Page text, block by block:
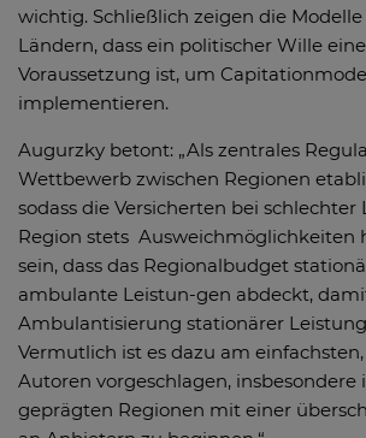
wichtig. Schließlich zeigen die
Ländern, dass ein politischer Wille
Voraussetzung ist, um
implementieren.
Augurzky betont: „Als zentrales
Wettbewerb zwischen Regionen
sodass die Versicherten bei schlechter
Region stets Ausweichmöglichkeiten
sein, dass das Regionalbudget
ambulante Leistun-gen abdeckt,
Ambulantisierung stationärer
Vermutlich ist es dazu am
Autoren vorgeschlagen, insbesondere
geprägten Regionen mit einer